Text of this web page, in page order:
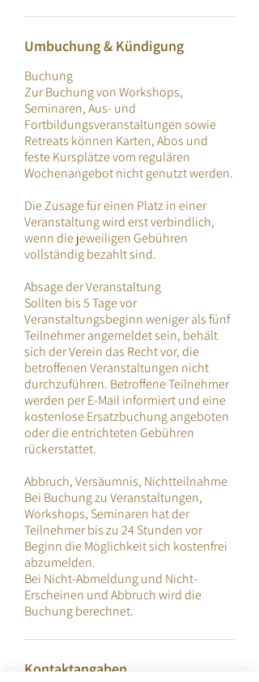
Umbuchung & Kündigung
Buchung
Zur Buchung von Workshops,
Seminaren, Aus- und
Fortbildungsveranstaltungen sowie
Retreats können Karten, Abos und
feste Kursplätze vom regulären
Wochenangebot nicht genutzt werden.
Die Zusage für einen Platz in einer
Veranstaltung wird erst verbindlich,
wenn die jeweiligen Gebühren
vollständig bezahlt sind.
Absage der Veranstaltung
Sollten bis 5 Tage vor
Veranstaltungsbeginn weniger als fünf
Teilnehmer angemeldet sein, behält
sich der Verein das Recht vor, die
betroffenen Veranstaltungen nicht
durchzuführen. Betroffene Teilnehmer
werden per E-Mail informiert und eine
kostenlose Ersatzbuchung angeboten
oder die entrichteten Gebühren
rückerstattet.
Abbruch, Versäumnis, Nichtteilnahme
Bei Buchung zu Veranstaltungen,
Workshops, Seminaren hat der
Teilnehmer bis zu 24 Stunden vor
Beginn die Möglichkeit sich kostenfrei
abzumelden.
Bei Nicht-Abmeldung und Nicht-
Erscheinen und Abbruch wird die
Kontaktangaben